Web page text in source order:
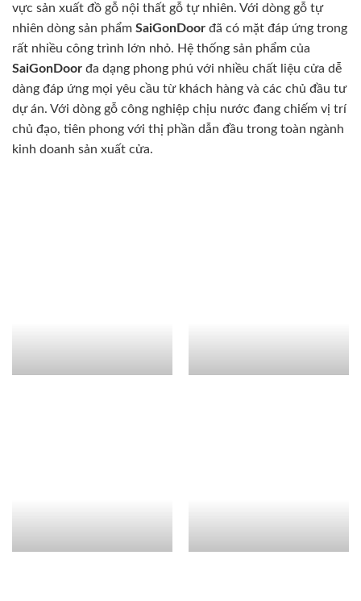
vực sản xuất đồ gỗ nội thất gỗ tự nhiên. Với dòng gỗ tự
nhiên dòng sản phẩm SaiGonDoor đã có mặt đáp ứng trong
rất nhiều công trình lớn nhỏ. Hệ thống sản phẩm của
SaiGonDoor đa dạng phong phú với nhiều chất liệu cửa dễ
dàng đáp ứng mọi yêu cầu từ khách hàng và các chủ đầu tư
dự án. Với dòng gỗ công nghiệp chịu nước đang chiếm vị trí
chủ đạo, tiên phong với thị phần dẫn đầu trong toàn ngành
kinh doanh sản xuất cửa.